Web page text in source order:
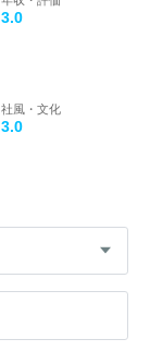
3.0
社風・文化
3.0